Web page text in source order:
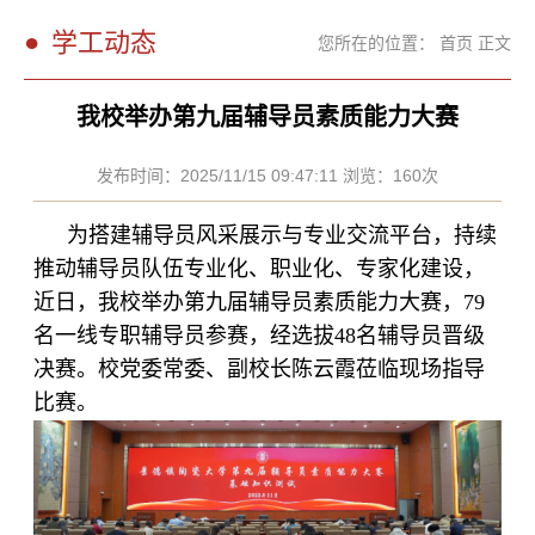
学工动态 您所在的位置： 首页 正文
我校举办第九届辅导员素质能力大赛
发布时间：2025/11/15 09:47:11 浏览： 160次
为搭建辅导员风采展示与专业交流平台，持续
推动辅导员队伍专业化、职业化、专家化建设，
近日，我校举办第九届辅导员素质能力大赛，79
名一线专职辅导员参赛，经选拔48名辅导员晋级
决赛。校党委常委、副校长陈云霞莅临现场指导
比赛。